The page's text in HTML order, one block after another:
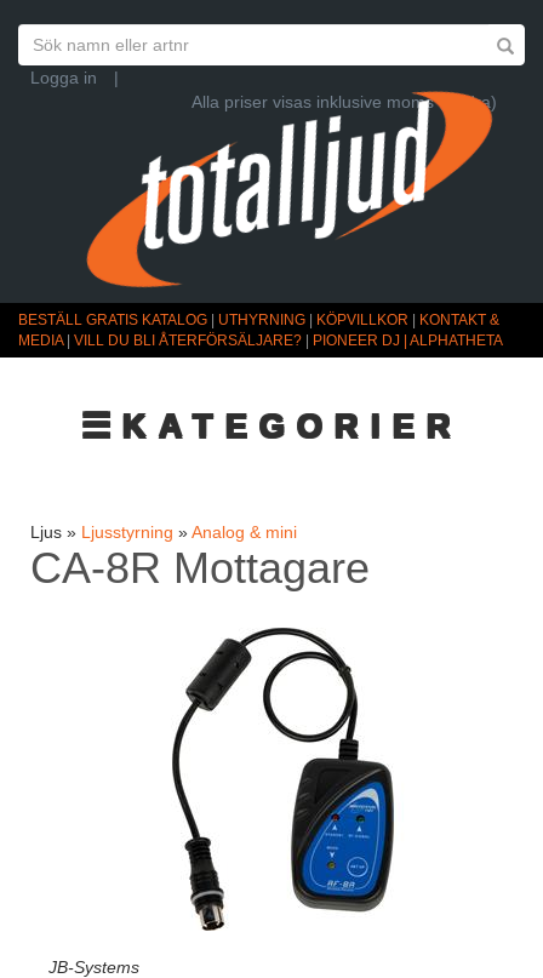
Logga in
|
Alla priser visas inklusive moms (Ändra)
BESTÄLL GRATIS KATALOG UTHYRNING KÖPVILLKOR
KONTAKT &
MEDIA| VILL DU BLI ÅTERFÖRSÄLJARE? PIONEER DJ | ALPHATHETA
☰KATEGORIER
Ljus » Ljusstyrning »Analog & mini
CA-8R Mottagare
JB-Systems